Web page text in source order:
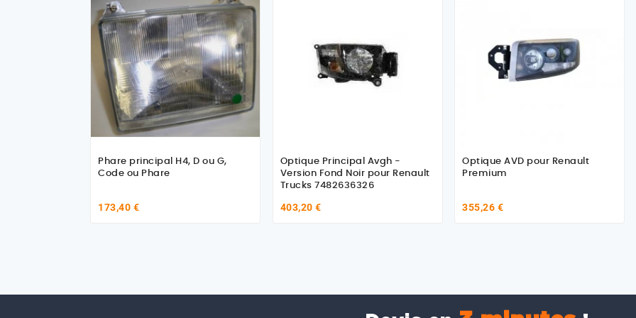
Phare principal H4, D ou G,
Code ou Phare
173,40 €
Optique Principal Avgh -
Version Fond Noir pour Renault
Trucks 7482636326
403,20 €
Optique AVD pour Renault
Premium
355,26 €